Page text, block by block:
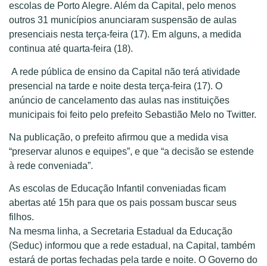
escolas de Porto Alegre. Além da Capital, pelo menos
outros 31 municípios anunciaram suspensão de aulas
presenciais nesta terça-feira (17). Em alguns, a medida
continua até quarta-feira (18).
A rede pública de ensino da Capital não terá atividade
presencial na tarde e noite desta terça-feira (17). O
anúncio de cancelamento das aulas nas instituições
municipais foi feito pelo prefeito Sebastião Melo no Twitter.
Na publicação, o prefeito afirmou que a medida visa
“preservar alunos e equipes”, e que “a decisão se estende
à rede conveniada”.
As escolas de Educação Infantil conveniadas ficam
abertas até 15h para que os pais possam buscar seus
filhos.
Na mesma linha, a Secretaria Estadual da Educação
(Seduc) informou que a rede estadual, na Capital, também
estará de portas fechadas pela tarde e noite. O Governo do